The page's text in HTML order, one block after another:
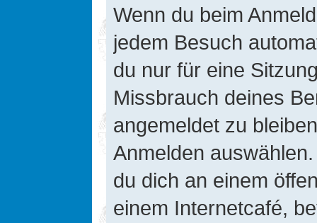
Wenn du beim
jedem Besuch
du nur für eine
Missbrauch deines
angemeldet zu
Anmelden
du dich an einem
einem Internetcafé,